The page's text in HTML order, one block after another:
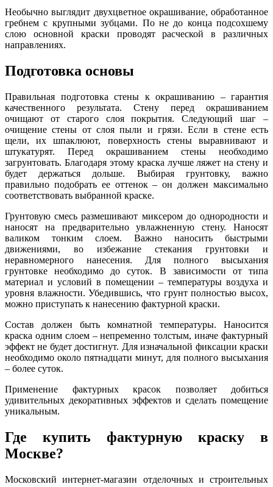
Необычно выглядит двухцветное окрашивание, обработанное
гребнем с крупными зубцами. По не до конца подсохшему
слою основной краски проводят расческой в различных
направлениях.
Подготовка основы
Правильная подготовка стены к окрашиванию – гарантия
качественного результата. Стену перед окрашиванием
очищают от старого слоя покрытия. Следующий шаг –
очищение стены от слоя пыли и грязи. Если в стене есть
щели, их шпаклюют, поверхность стены выравнивают и
штукатурят. Перед окрашиванием стены необходимо
загрунтовать. Благодаря этому краска лучше ляжет на стену и
будет держаться дольше. Выбирая грунтовку, важно
правильно подобрать ее оттенок – он должен максимально
соответствовать выбранной краске.
Грунтовую смесь размешивают миксером до однородности и
наносят на предварительно увлажненную стену. Наносят
валиком тонким слоем. Важно наносить быстрыми
движениями, во избежание стекания грунтовки и
неравномерного нанесения. Для полного высыхания
грунтовке необходимо до суток. В зависимости от типа
материал и условий в помещении – температуры воздуха и
уровня влажности. Убедившись, что грунт полностью высох,
можно приступать к нанесению фактурной краски.
Состав должен быть комнатной температуры. Наносится
краска одним слоем – непременно толстым, иначе фактурный
эффект не будет достигнут. Для изначальной фиксации краски
необходимо около пятнадцати минут, для полного высыхания
– более суток.
Применение фактурных красок позволяет добиться
удивительных декоративных эффектов и сделать помещение
уникальным.
Где купить фактурную краску в
Москве?
Московский интернет-магазин отделочных и строительных